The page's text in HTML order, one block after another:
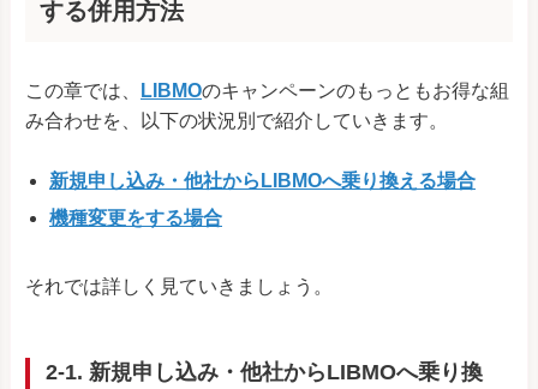
する併用方法
この章では、 LIBMOのキャンペーンのもっともお得な組
み合わせを、以下の状況別で紹介していきます。
新規申し込み・他社からLIBMOへ乗り換える場合
機種変更をする場合
それでは詳しく見ていきましょう。
2-1. 新規申し込み・他社からLIBMOへ乗り換